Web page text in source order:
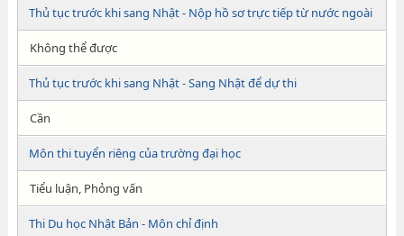
Thủ tục trước khi sang Nhật - Nộp hồ sơ trực tiếp từ nước ngoài
Không thể được
Thủ tục trước khi sang Nhật - Sang Nhật để dự thi
Cần
Môn thi tuyển riêng của trường đại học
Tiểu luận, Phỏng vấn
Thi Du học Nhật Bản - Môn chỉ định